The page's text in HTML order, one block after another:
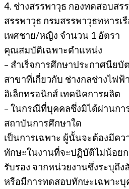
4. ช่างสรรพาวุธ กองทดสอบสร
สรรพาวุธ กรมสรรพาวุธทหารเ
เพศชาย/หญิง จำนวน 1 อัตรา
คุณสมบัติเฉพาะตำแหน่ง
– สำเร็จการศึกษาประกาศนียบั
สาขาที่เกี่ยวกับ ช่างกลช่างไฟฟ้
อิเล็กทรอนิกส์ เทคนิคการผลิต
– ในกรณีที่บุคคลซึ่งมิได้ผ่านกา
สถาบันการศึกษาใด
เป็นการเฉพาะ ผู้นั้นจะต้องมีค
ทักษะในงานที่จะปฏิบัติไม่น้อย
รับรอง จากหน่วยงานซึ่งระบุถึ
หรือมีการทดสอบทักษะเฉพาะ